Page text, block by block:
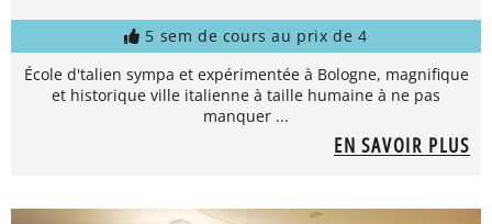
5 sem de cours au prix de 4
École d'talien sympa et expérimentée à Bologne, magnifique
et historique ville italienne à taille humaine à ne pas
manquer ...
EN SAVOIR PLUS